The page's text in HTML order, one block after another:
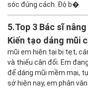
sóc đúng cách. Độ b�
5.Top 3 Bác sĩ
Kiến tạo dáng mũi
mũi em hiện tại bị tẹt,
và thiếu cân đối. Em
để dáng mũi mềm mại,
sở hiện nay, em phân